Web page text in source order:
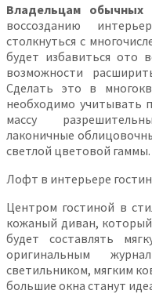
Владельцам обычных
воссозданию
столкнуться с
будет избавиться ото
возможности
Сделать это в
необходимо учитывать
массу
лаконичные
светлой цветовой гаммы.
Лофт в интерьере
Центром гостиной в
кожаный диван,
будет составлять
оригинальным
светильником, мягким
большие окна станут